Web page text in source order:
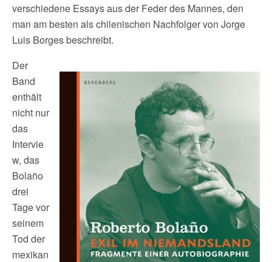
verschiedene Essays aus der Feder des Mannes, den
man am besten als chilenischen Nachfolger von Jorge
Luis Borges beschreibt.
Der
Band
enthält
nicht nur
das
Intervie
w, das
Bolaño
drei
Tage vor
seinem
Tod der
mexikan